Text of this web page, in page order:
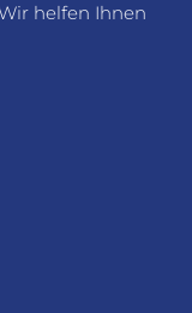
helfen Ihnen